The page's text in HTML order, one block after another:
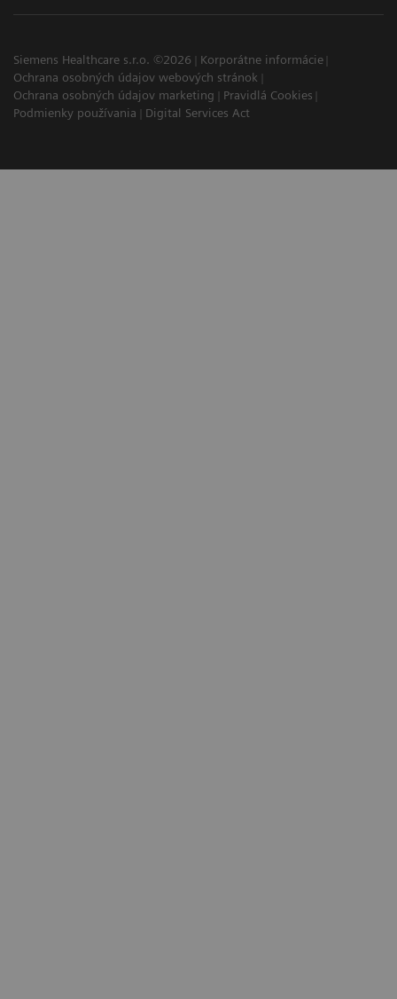
Siemens Healthcare s.r.o. ©2026
Korporátne informácie
Ochrana osobných údajov webových stránok
Ochrana osobných údajov marketing
Pravidlá Cookies
Podmienky používania
Digital Services Act